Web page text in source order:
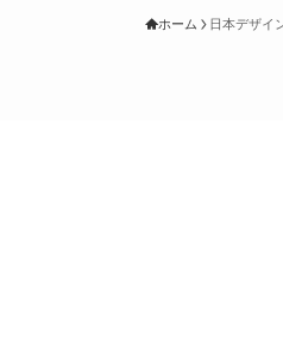
ホーム 日本デザイ